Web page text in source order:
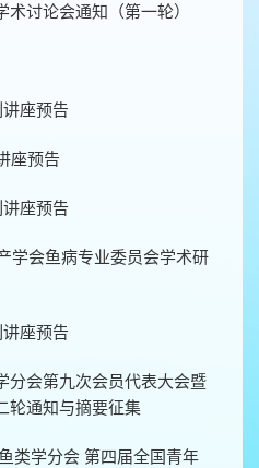
讨论会通知（第一轮）
座预告
座预告
座预告
学会鱼病专业委员会学术研
座预告
分会第九次会员代表大会暨
轮通知与摘要征集
类学分会 第四届全国青年